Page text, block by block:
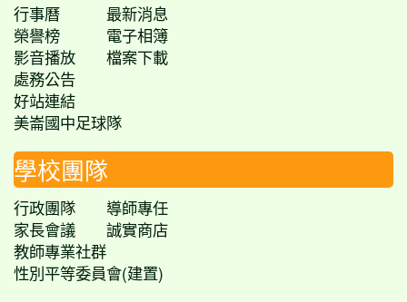
行事曆
最新消息
榮譽榜
電子相簿
影音播放
檔案下載
處務公告
好站連結
美崙國中足球隊
學校團隊
行政團隊
導師專任
家長會議
誠實商店
教師專業社群
性別平等委員會(建置)